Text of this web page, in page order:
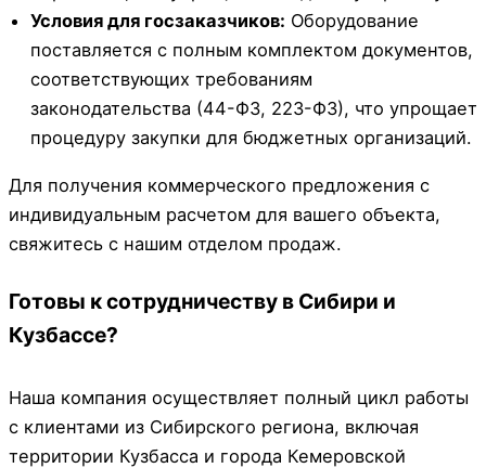
Условия для госзаказчиков: Оборудование
поставляется с полным комплектом документов,
соответствующих требованиям
законодательства (44-ФЗ, 223-ФЗ), что упрощает
процедуру закупки для бюджетных организаций.
Для получения коммерческого предложения с
индивидуальным расчетом для вашего объекта,
свяжитесь с нашим отделом продаж.
Готовы к сотрудничеству в Сибири и
Кузбассе?
Наша компания осуществляет полный цикл работы
с клиентами из Сибирского региона, включая
территории Кузбасса и города Кемеровской